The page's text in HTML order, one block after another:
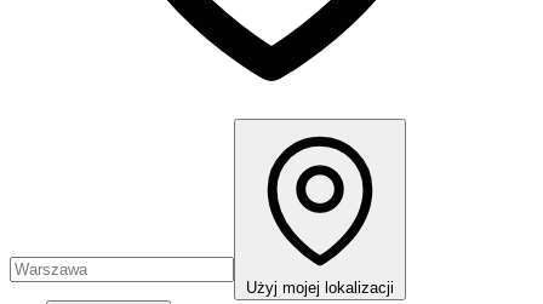
Użyj mojej lokalizacji